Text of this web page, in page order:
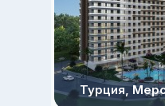
Турция,